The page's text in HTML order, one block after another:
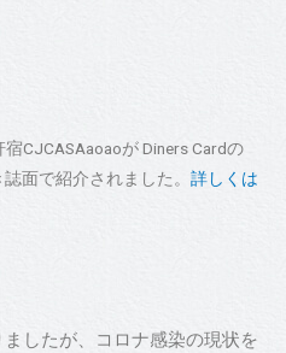
CJCASAaoaoが Diners Cardの
面で紹介されました。 詳しくは
したが、コロナ感染の現状を